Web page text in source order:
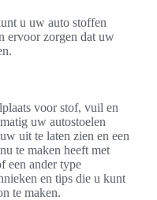
u uw auto stoffen
ervoor zorgen dat uw
voor stof, vuil en
uw autostoelen
uit te laten zien en een
te maken heeft met
een ander type
en tips die u kunt
te maken.